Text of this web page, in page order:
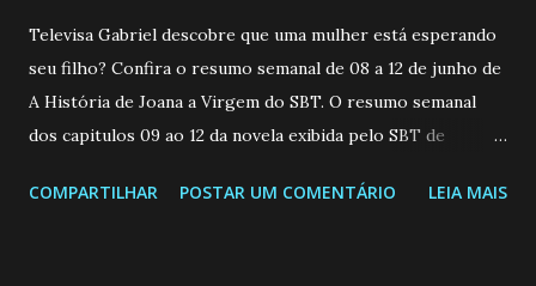
Televisa Gabriel descobre que uma mulher está esperando
seu filho? Confira o resumo semanal de 08 a 12 de junho de
A História de Joana a Virgem do SBT. O resumo semanal
dos capitulos 09 ao 12 da novela exibida pelo SBT de
a Programação Semanal do SBT de 08/06/26 a 14/06/26
COMPARTILHAR POSTAR UM COMENTÁRIO LEIA MAIS